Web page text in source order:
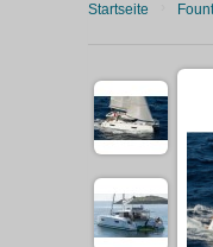
MARINAS
Startseite